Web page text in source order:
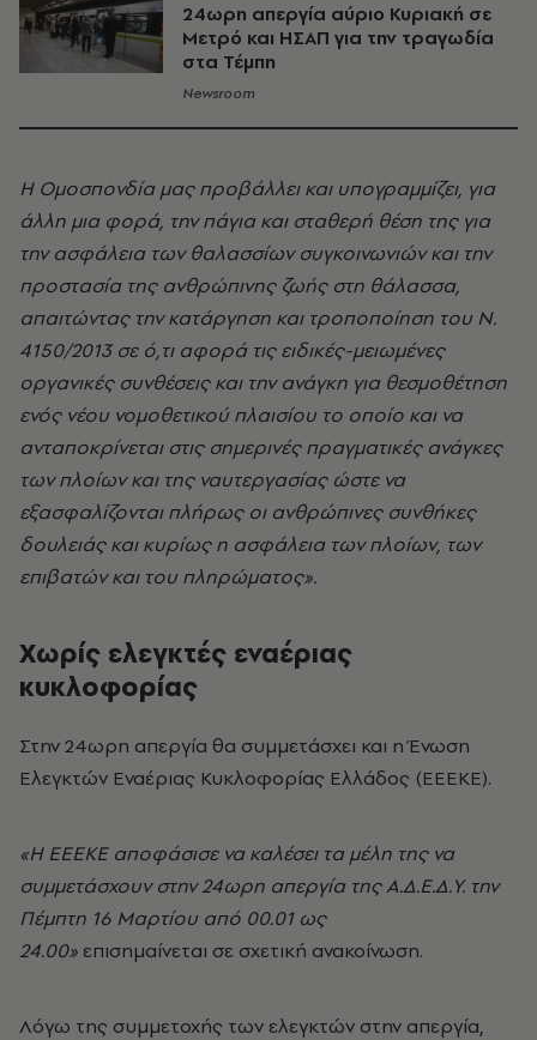
24ωρη απεργία αύριο Κυριακή σε
Μετρό και ΗΣΑΠ για την τραγωδία
στα Τέμπη
Newsroom
Η Ομοσπονδία μας προβάλλει και υπογραμμίζει, για
άλλη μια φορά, την πάγια και σταθερή θέση της για
την ασφάλεια των θαλασσίων συγκοινωνιών και την
προστασία της ανθρώπινης ζωής στη θάλασσα,
απαιτώντας την κατάργηση και τροποποίηση του Ν.
4150/2013 σε ό,τι αφορά τις ειδικές-μειωμένες
οργανικές συνθέσεις και την ανάγκη για θεσμοθέτηση
ενός νέου νομοθετικού πλαισίου το οποίο και να
ανταποκρίνεται στις σημερινές πραγματικές ανάγκες
των πλοίων και της ναυτεργασίας ώστε να
εξασφαλίζονται πλήρως οι ανθρώπινες συνθήκες
δουλειάς και κυρίως η ασφάλεια των πλοίων, των
επιβατών και του πληρώματος».
Χωρίς ελεγκτές εναέριας
κυκλοφορίας
Στην 24ωρη απεργία θα συμμετάσχει και η Ένωση
Ελεγκτών Εναέριας Κυκλοφορίας Ελλάδος (ΕΕΕΚΕ).
«Η ΕΕΕΚΕ αποφάσισε να καλέσει τα μέλη της να
συμμετάσχουν στην 24ωρη απεργία της Α.Δ.Ε.Δ.Υ. την
Πέμπτη 16 Μαρτίου από 00.01 ως
24.00» επισημαίνεται σε σχετική ανακοίνωση.
Λόγω της συμμετοχής των ελεγκτών στην απεργία,